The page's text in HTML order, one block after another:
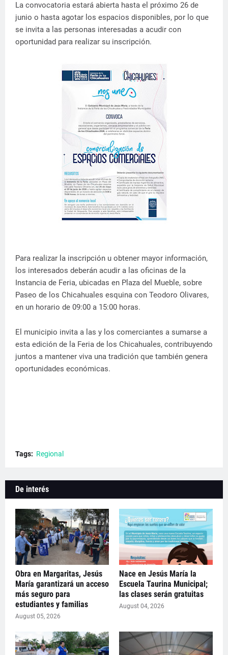
La convocatoria estará abierta hasta el próximo 26 de
junio o hasta agotar los espacios disponibles, por lo que
se invita a las personas interesadas a acudir con
oportunidad para realizar su inscripción.
Para realizar la inscripción u obtener mayor información,
los interesados deberán acudir a las oficinas de la
Instancia de Feria, ubicadas en Plaza del Mueble, sobre
Paseo de los Chicahuales esquina con Teodoro Olivares,
en un horario de 09:00 a 15:00 horas.
El municipio invita a las y los comerciantes a sumarse a
esta edición de la Feria de los Chicahuales, contribuyendo
juntos a mantener viva una tradición que también genera
oportunidades económicas.
Tags: Regional
De interés
Obra en Margaritas, Jesús
María garantizará un acceso
más seguro para
estudiantes y familias
August 05, 2026
Nace en Jesús María la
Escuela Taurina Municipal;
las clases serán gratuitas
August 04, 2026